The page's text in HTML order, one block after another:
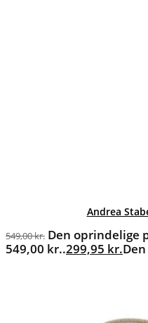
Andrea
549,00kr. Den oprindelige
549,00 kr..299,95 kr.